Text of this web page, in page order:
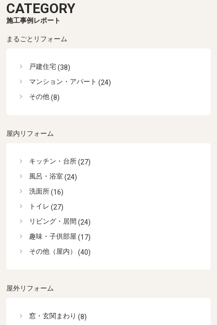
CATEGORY
施工事例レポート
まるごとリフォーム
戸建住宅(38)
マンション・アパート (24)
その他(8)
屋内リフォーム
キッチン・台所(27)
風呂・浴室 (24)
洗面所(16)
トイレ (27)
リビング・居間 (24)
趣味・子供部屋 (17)
その他（屋内）
(40)
屋外リフォーム
窓・玄関まわり (8)